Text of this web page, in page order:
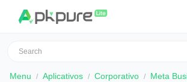
Menu Aplicativos Corporativo Meta